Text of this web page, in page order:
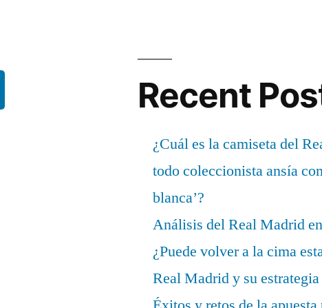
Recent
¿Cuál es la camiseta del
todo coleccionista ansía
blanca’?
Análisis del Real Madrid
¿Puede volver a la cima
Real Madrid y su